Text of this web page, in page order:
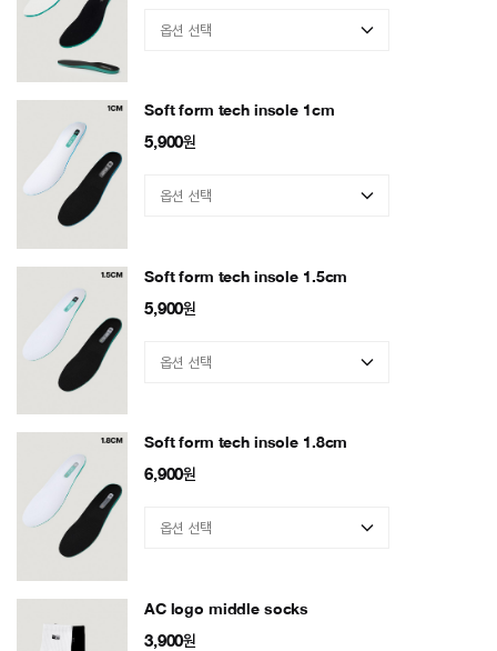
Soft form tech insole 1cm
5,900원
Soft form tech insole 1.5cm
5,900원
Soft form tech insole 1.8cm
6,900원
AC logo middle socks
3,900원